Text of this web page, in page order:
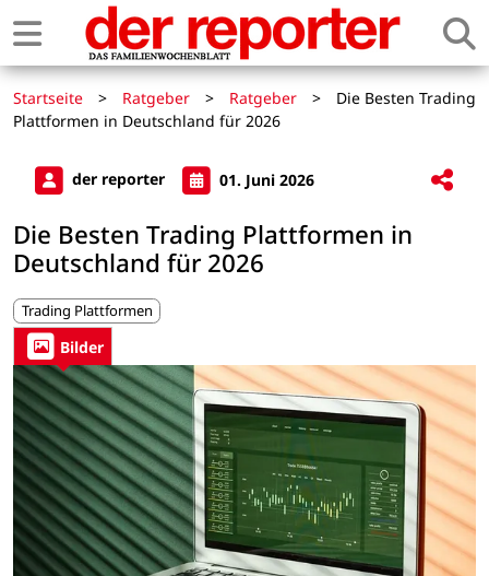
Startseite > Ratgeber > Ratgeber >
Die Besten Trading
Plattformen in Deutschland für 2026
der reporter 01. Juni 2026
Die Besten Trading Plattformen in
Deutschland für 2026
Trading Plattformen
Bilder